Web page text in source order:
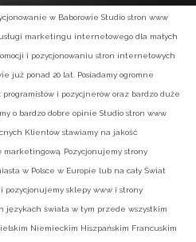
w Baborowie Studio stron www
marketingu internetowego dla małych
i pozycjonowaniu stron internetowych
już ponad 20 lat. Posiadamy ogromne
i pozycjnerów oraz bardzo duże
o bardzo dobre opinie Studio stron www
Klientów stawiamy na jakość
marketingową. Pozycjonujemy strony
w Polsce w Europie lub na cały Świat
pozycjonujemy sklepy www i strony
językach świata w tym przede wszystkim
Niemieckim Hiszpańskim Francuskim